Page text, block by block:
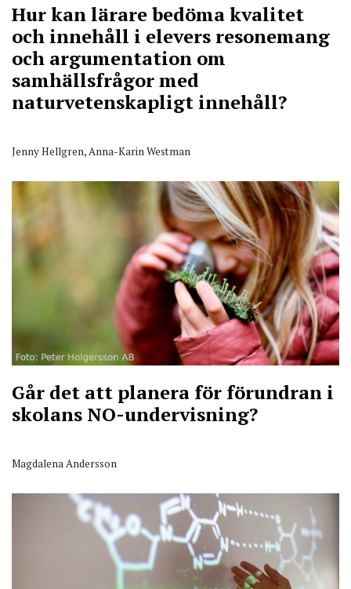
Hur kan lärare bedöma kvalitet
och innehåll i elevers resonemang
och argumentation om
samhällsfrågor med
naturvetenskapligt innehåll?
Jenny Hellgren, Anna-Karin Westman
Går det att planera för förundran i
skolans NO-undervisning?
Magdalena Andersson